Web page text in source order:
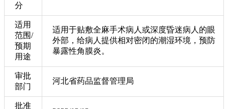
分
适用
范围/
预期
用途
适用于贴敷全麻手术病人或深度昏迷病人的眼
外部，给病人提供相对密闭的潮湿环境，预防
暴露性角膜炎。
审批
部门
河北省药品监督管理局
批准